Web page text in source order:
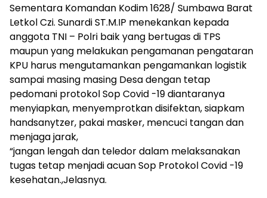
Sementara Komandan Kodim 1628/ Sumbawa Barat
Letkol Czi. Sunardi ST.M.IP menekankan kepada
anggota TNI – Polri baik yang bertugas di TPS
maupun yang melakukan pengamanan pengataran
KPU harus mengutamankan pengamankan logistik
sampai masing masing Desa dengan tetap
pedomani protokol Sop Covid -19 diantaranya
menyiapkan, menyemprotkan disifektan, siapkam
handsanytzer, pakai masker, mencuci tangan dan
menjaga jarak,
“jangan lengah dan teledor dalam melaksanakan
tugas tetap menjadi acuan Sop Protokol Covid -19
kesehatan.,Jelasnya.